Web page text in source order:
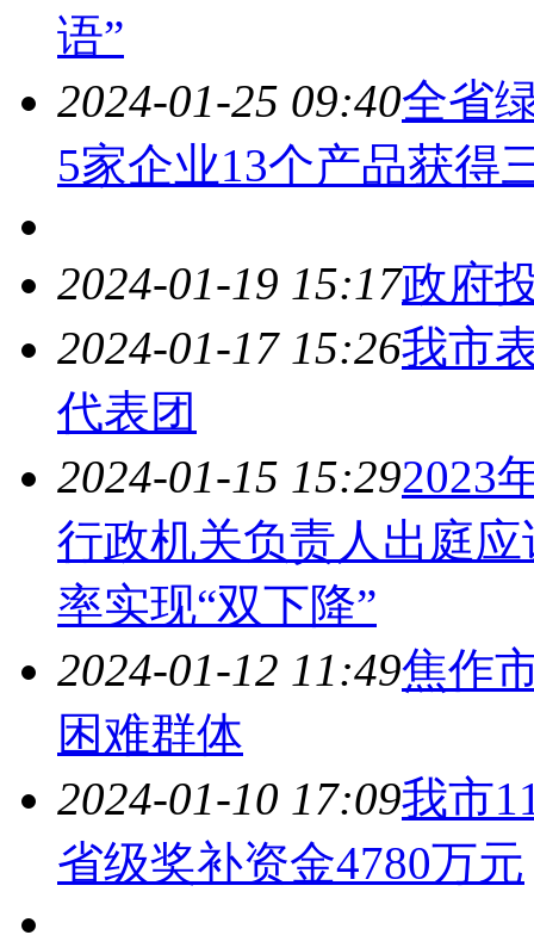
语”
2024-01-25 09:40全省
5家企业13个产品获得
2024-01-19 15:17政府
2024-01-17 15:26我市
代表团
2024-01-15 15:292023
行政机关负责人出庭
率实现“双下降”
2024-01-12 11:49焦作
困难群体
2024-01-10 17:09我市
省级奖补资金4780万元